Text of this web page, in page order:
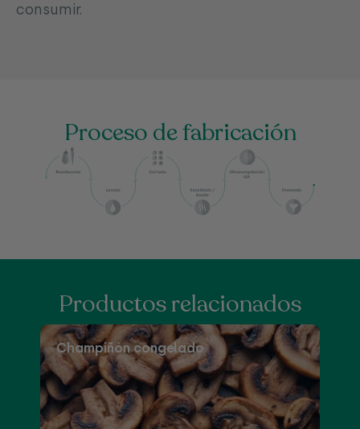
consumir.
Proceso de fabricación
Productos relacionados
Champiñón congelado